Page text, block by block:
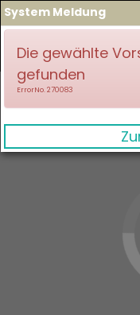
System Meldung
Die gewählte
gefunden
ErrorNo. 270083